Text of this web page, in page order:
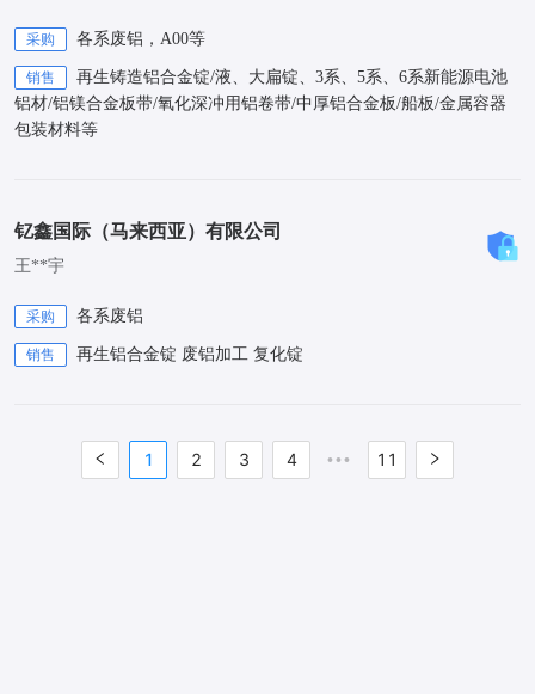
采购 各系废铝，A00等
销售
再生铸造铝合金锭/液、大扁锭、3系、5系、6系新能源电池
铝材/铝镁合金板带/氧化深冲用铝卷带/中厚铝合金板/船板/金属容器
包装材料等
钇鑫国际（马来西亚）有限公司
王**宇
采购 各系废铝
销售 再生铝合金锭 废铝加工 复化锭
1 2 3 4 ••• 11